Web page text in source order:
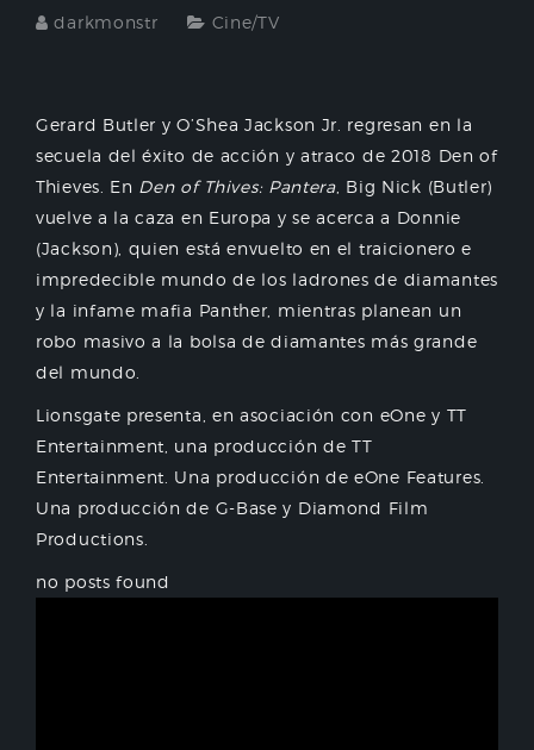
darkmonstr Cine/TV
Gerard Butler y O’Shea Jackson Jr. regresan en la
secuela del éxito de acción y atraco de 2018 Den of
Thieves. En Den of Thives: Pantera, Big Nick (Butler)
vuelve a la caza en Europa y se acerca a Donnie
(Jackson), quien está envuelto en el traicionero e
impredecible mundo de los ladrones de diamantes
y la infame mafia Panther, mientras planean un
robo masivo a la bolsa de diamantes más grande
del mundo.
Lionsgate presenta, en asociación con eOne y TT
Entertainment, una producción de TT
Entertainment. Una producción de eOne Features.
Una producción de G-Base y Diamond Film
Productions.
no posts found